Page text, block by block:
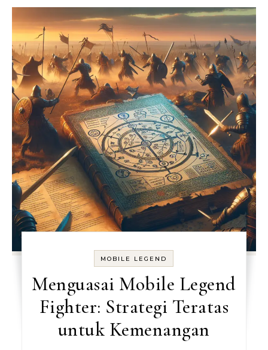
MOBILE LEGEND
Menguasai Mobile Legend
Fighter: Strategi Teratas
untuk Kemenangan